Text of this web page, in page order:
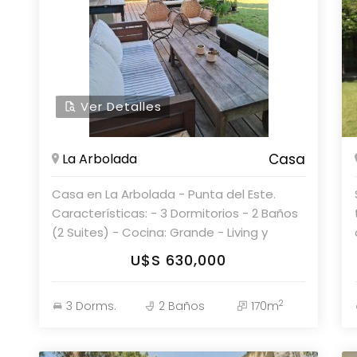
Consulte con nuestros asesores.
Ver Detalles
La Arbolada Casa
Casa en La Arbolada - Punta del Este.
Características: - 3 Dormitorios - 2 Baños
(2 Suites) - Cocina: Grande - Living y
Comedor - Living Comedor Superficie: -
Terreno: 1172 m² - Edificado: 170 m² Parolin
nuestros asesores.
U$S 630,000
3 Dorms. 2 Baños 170m2